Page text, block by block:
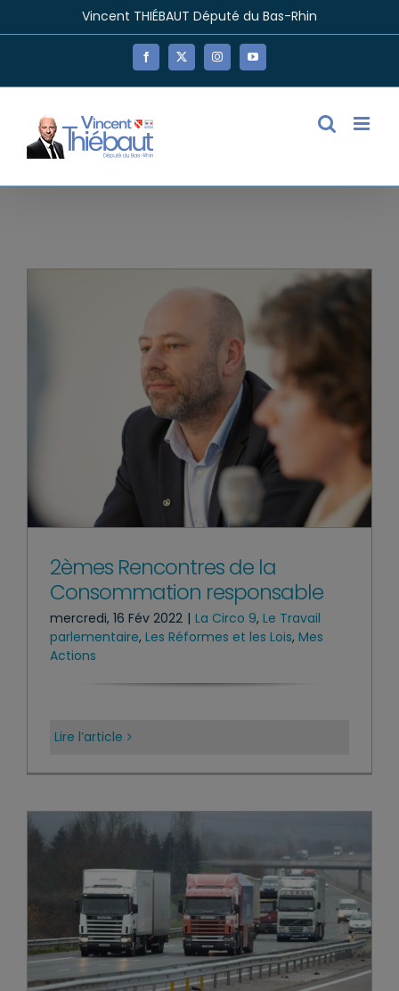
Vincent THIÉBAUT Député du Bas-Rhin
Facebook
X InstagramYouTube
2èmes Rencontres de la
Consommation responsable
mercredi, 16 Fév 2022 | La Circo 9, Le Travail
parlementaire, Les Réformes et les Lois, Mes
Actions
Lire l’article